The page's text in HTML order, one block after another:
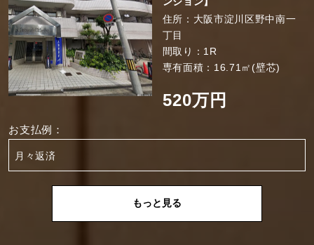
住所：大阪市淀川区野中南一
丁目
間取り：1R
専有面積：16.71㎡(壁芯)
520万円
お支払例：
月々返済
もっと見る